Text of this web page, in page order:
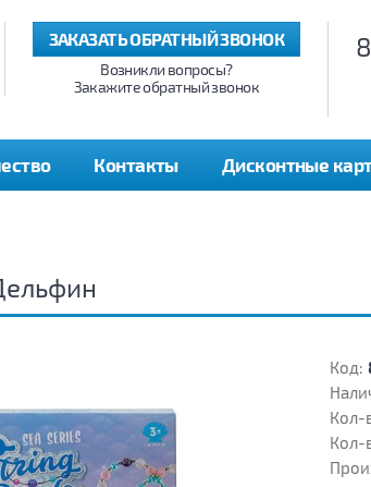
ЗАКАЗАТЬ ОБРАТНЫЙ ЗВОНОК
Возникли вопросы?
Закажите обратный звонок
Контакты Дисконтные
Код:
Кол-
Кол-